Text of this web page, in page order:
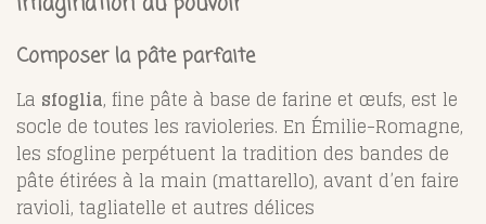
Composer la pâte parfaite
La sfoglia, fine pâte à base de farine et œufs, est le
socle de toutes les ravioleries. En Émilie-Romagne,
les sfogline perpétuent la tradition des bandes de
pâte étirées à la main (mattarello), avant d’en faire
ravioli, tagliatelle et autres délices